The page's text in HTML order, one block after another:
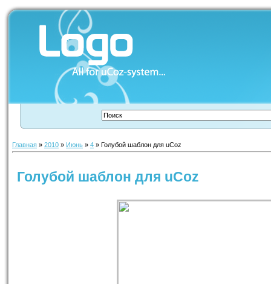
Главная » 2010 » Июнь » 4 » Голубой шаблон для uCoz
Голубой шаблон для uCoz